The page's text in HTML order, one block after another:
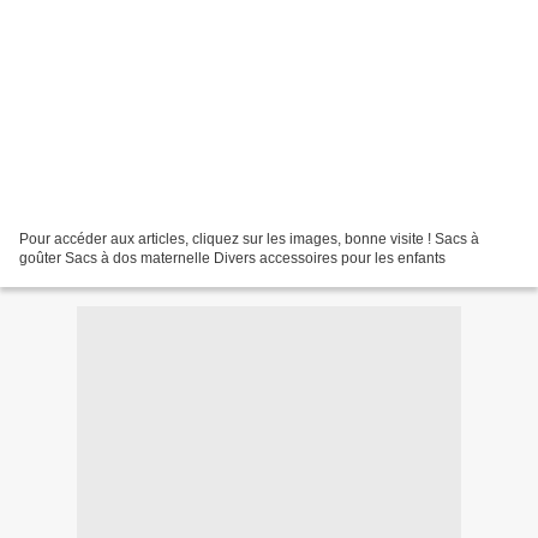
Pour accéder aux articles, cliquez sur les images, bonne visite ! Sacs à
goûter Sacs à dos maternelle Divers accessoires pour les enfants